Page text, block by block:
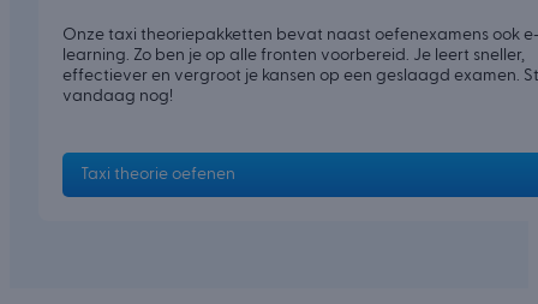
Onze taxi theoriepakketten bevat naast oefenexamens ook
learning. Zo ben je op alle fronten voorbereid. Je leert sneller,
effectiever en vergroot je kansen op een geslaagd examen.
vandaag nog!
Taxi theorie oefenen